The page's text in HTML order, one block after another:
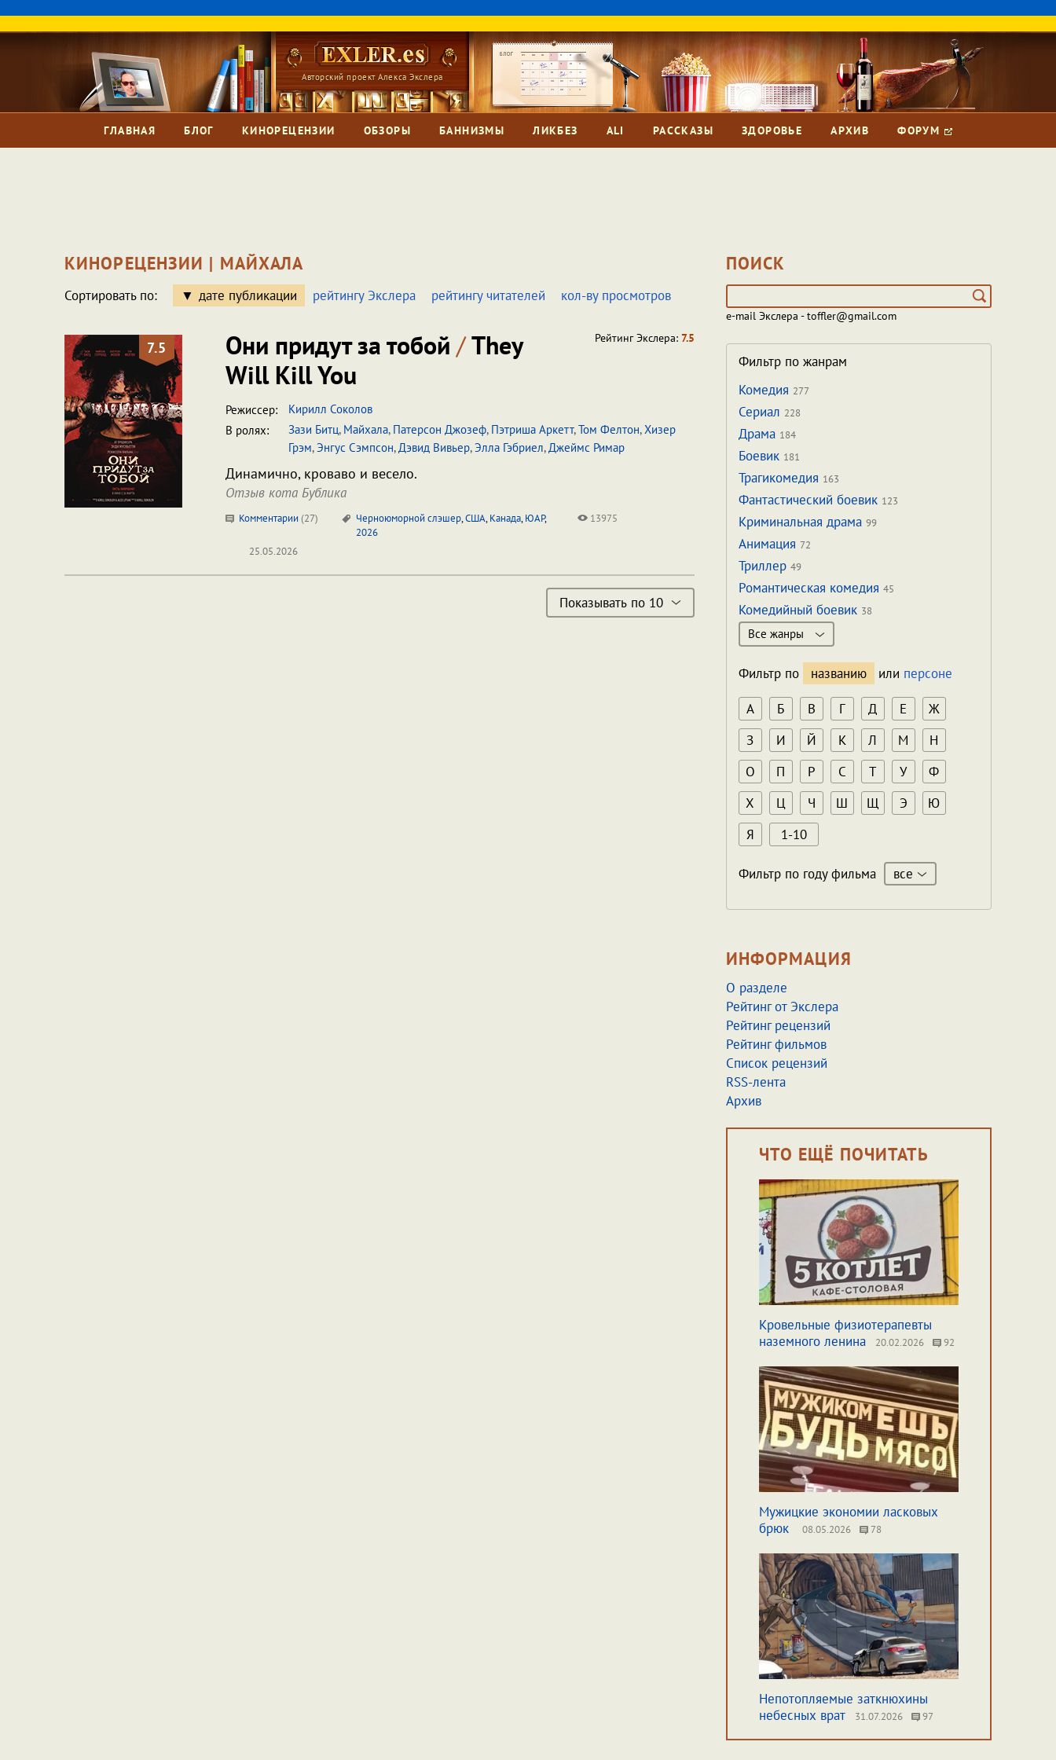
Авторский проект Алекса Экслера
ГЛАВНАЯ БЛОГ КИНОРЕЦЕНЗИИ ОБЗОРЫ БАННИЗМЫ ЛИКБЕЗ ALI РАССКАЗЫ ЗДОРОВЬЕ АРХИВ ФОРУМ
КИНОРЕЦЕНЗИИ | МАЙХАЛА
Сортировать по: дате публикации рейтингу Экслера рейтингу читателей кол-ву просмотров
7.5 Они придут за тобой /They
Will Kill You
Рейтинг Экслера: 7.5
Режиссер:
Кирилл Соколов
В ролях:
Зази Битц, Майхала, Патерсон Джозеф, Пэтриша Аркетт,Том Фелтон,Хизер
Грэм,Энгус Сэмпсон,Дэвид Вивьер,Элла Гэбриел,Джеймс Римар
Динамично, кроваво и весело.
Отзыв кота Бублика
Комментарии (27) Черноюморной слэшер,США,Канада,ЮАР,
2026
13975
25.05.2026
Показывать по 10
ПОИСК
e-mail Экслера - toffler@gmail.com
Фильтр по жанрам
Комедия 277
Сериал 228
Драма 184
Боевик 181
Трагикомедия 163
Фантастический боевик 123
Криминальная драма 99
Анимация 72
Триллер 49
Романтическая комедия 45
Комедийный боевик 38
Все жанры
Фильтр по названию или персоне
А Б В Г Д Е
Ж
З
И Й К Л М
Н
О
П Р С Т У
Ф
Х
Ц Ч Ш Щ Э
Ю
Я
1-10
Фильтр по году фильма все
ИНФОРМАЦИЯ
О разделе
Рейтинг от Экслера
Рейтинг рецензий
Рейтинг фильмов
Список рецензий
RSS-лента
Архив
ЧТО ЕЩЁ ПОЧИТАТЬ
Кровельные физиотерапевты
наземного ленина
20.02.2026 92
Мужицкие экономии ласковых
брюк
08.05.2026 78
Непотопляемые заткнюхины
небесных врат
31.07.2026 97